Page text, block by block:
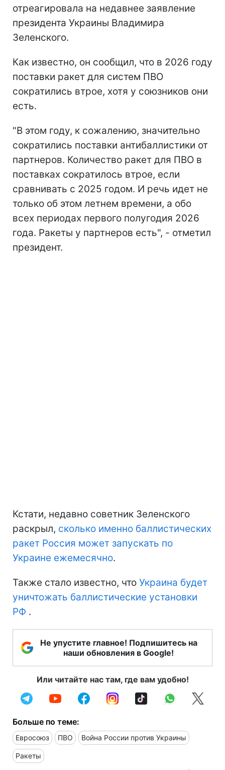
отреагировала на недавнее заявление
президента Украины Владимира
Зеленского.
Как известно, он сообщил, что в 2026 году
поставки ракет для систем ПВО
сократились втрое, хотя у союзников они
есть.
"В этом году, к сожалению, значительно
сократились поставки антибаллистики от
партнеров. Количество ракет для ПВО в
поставках сократилось втрое, если
сравнивать с 2025 годом. И речь идет не
только об этом летнем времени, а обо
всех периодах первого полугодия 2026
года. Ракеты у партнеров есть", - отметил
президент.
Кстати, недавно советник Зеленского
раскрыл, сколько именно баллистических
ракет Россия может запускать по
Украине ежемесячно.
Также стало известно, что Украина будет
уничтожать баллистические установки
РФ .
Не упустите главное! Подпишитесь на
наши обновления в Google!
Или читайте нас там, где вам удобно!
Больше по теме:
Евросоюз ПВО Война России против Украины
Ракеты